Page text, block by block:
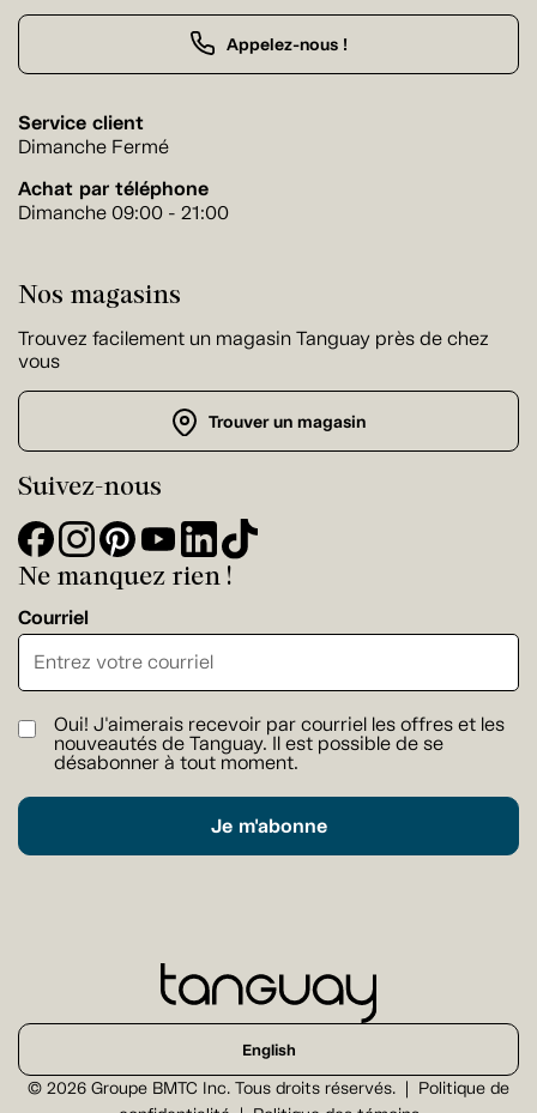
Appelez-nous !
Service client
Dimanche Fermé
Achat par téléphone
Dimanche 09:00 - 21:00
Nos magasins
Trouvez facilement un magasin Tanguay près de chez
vous
Trouver un magasin
Suivez-nous
Ne manquez rien !
Courriel
Oui! J'aimerais recevoir par courriel les offres et les
nouveautés de Tanguay. Il est possible de se
désabonner à tout moment.
Je m'abonne
© 2026 Groupe BMTC Inc. Tous droits réservés.
Politique de
English